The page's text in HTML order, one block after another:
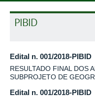
PIBID
Edital n. 001/2018-PIBID
RESULTADO FINAL DOS
SUBPROJETO DE
Edital n. 001/2018-PIBID